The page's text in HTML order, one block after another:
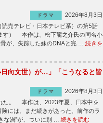
ドラマ
2026年8月3日
売テレビ・日本テレビ系）の第5話
す） 本作は、松下龍之介氏の同名小
が、失踪した妹のDNAと完 … 続きを
向文世）が…」「こうなると皆
ドラマ
2026年8月3日
た。 本作は、2023年夏、日本中を
には、まだ続きがあった。前作のラ
な渦”が、ついに別 … 続きを読む